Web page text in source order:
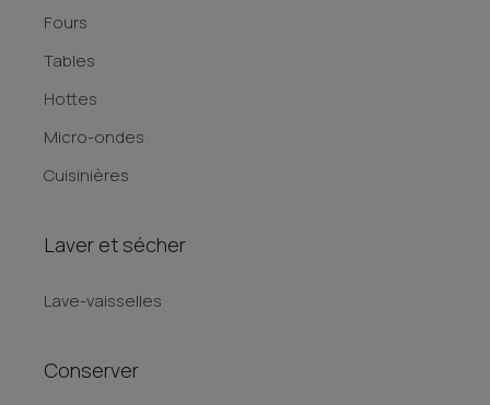
Fours
Tables
Hottes
Micro-ondes
Cuisinières
Laver et sécher
Lave-vaisselles
Conserver